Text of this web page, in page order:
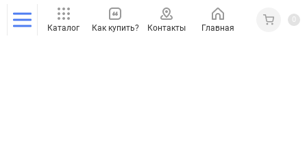
Каталог Как купить? Контакты Главная Кабинет
0